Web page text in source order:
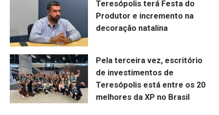
Teresópolis terá Festa do
Produtor e incremento na
decoração natalina
Pela terceira vez, escritório
de investimentos de
Teresópolis está entre os 20
melhores da XP no Brasil